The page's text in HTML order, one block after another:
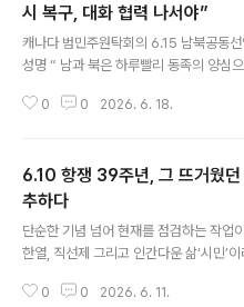
시 복구, 대화 협력 나서야”
캐나다 범민주원탁회의 6.15 남북공동
성명 “ 남과 북은 하루빨리 동족의 양심
자들에게 호소한다. 아무리 눈을 돌려도
누가 웃는가. 핵과 무력의 철벽이 아니라,
동체 보호막이 현명하지 않은가. 남의 민
의 진정성을 받아들여 어서 속히 대화의
사적인 6.15 남북공동선언 26주년이다.
을 추구하고 선언했던 26년 전의 꿈과 비
몽으로 묻혀야 하는가. 살얼음 걷듯 조심
0 0 2026. 6. 18.
6.10 항쟁 39주년, 그 뜨거웠던
추하다
단순한 기념 넘어 현재를 점검하는 작업
한열, 직선제 그리고 인간다운 삶‘시민’
언변화의 출발점은 여전히 시민의 인식과
0 0 2026. 6. 11.